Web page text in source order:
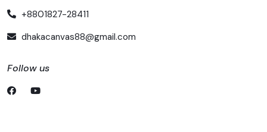
+8801827-28411
dhakacanvas88@gmail.com
Follow us